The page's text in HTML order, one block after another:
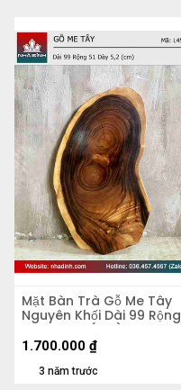
Mặt Bàn Trà Gỗ Me Tây
Nguyên Khối Dài 99 Rộng
51 Dày 5,2 (cm)
3 năm trước
1.700.000 ₫